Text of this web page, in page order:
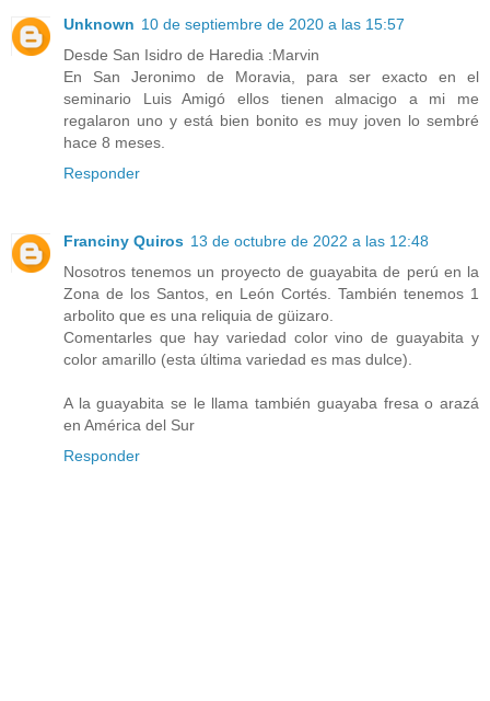
Unknown 10 de septiembre de 2020 a las 15:57
Desde San Isidro de Haredia :Marvin
En San Jeronimo de Moravia, para ser exacto en el
seminario Luis Amigó ellos tienen almacigo a mi me
regalaron uno y está bien bonito es muy joven lo sembré
hace 8 meses.
Responder
Franciny Quiros 13 de octubre de 2022 a las 12:48
Nosotros tenemos un proyecto de guayabita de perú en la
Zona de los Santos, en León Cortés. También tenemos 1
arbolito que es una reliquia de güizaro.
Comentarles que hay variedad color vino de guayabita y
color amarillo (esta última variedad es mas dulce).
A la guayabita se le llama también guayaba fresa o arazá
en América del Sur
Responder